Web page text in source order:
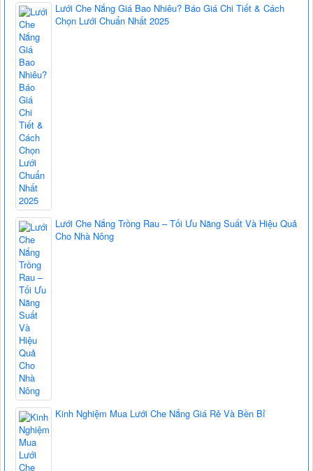
Lưới Che Nắng Giá Bao Nhiêu? Báo Giá Chi Tiết & Cách
Chọn Lưới Chuẩn Nhất 2025
Lưới Che Nắng Trồng Rau – Tối Ưu Năng Suất Và Hiệu Quả
Cho Nhà Nông
Kinh Nghiệm Mua Lưới Che Nắng Giá Rẻ Và Bền Bỉ